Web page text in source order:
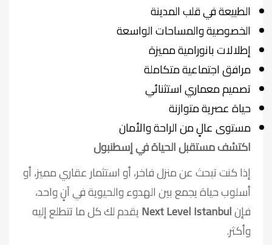
الطبيعة في قلب المدينة
الخصوصية والمساحات الواسعة
إطلالات بانورامية مميزة
مرافق اجتماعية متكاملة
تصميم معماري استثنائي
حياة عصرية متوازنة
مستوى عالٍ من الراحة والأمان
اكتشف مستقبل الحياة في إسطنبول
إذا كنت تبحث عن منزل فاخر، أو استثمار عقاري مميز، أو
أسلوب حياة يجمع بين الهدوء والحيوية في آنٍ واحد،
فإنNext Level Istanbulيقدم لك كل ما تتطلع إليه
وأكثر.